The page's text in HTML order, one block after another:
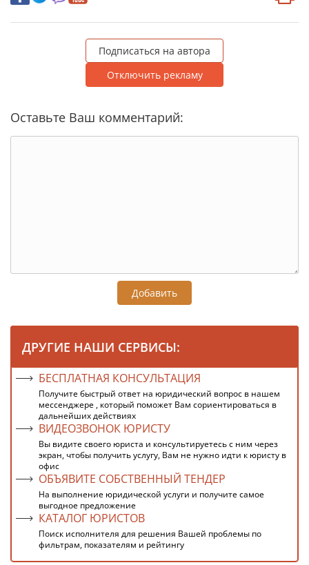
Подписаться на автора
Отключить рекламу
Оставьте Ваш комментарий:
Добавить
ДРУГИЕ НАШИ СЕРВИСЫ:
БЕСПЛАТНАЯ КОНСУЛЬТАЦИЯ
Получите быстрый ответ на юридический вопрос в нашем
мессенджере , который поможет Вам сориентироваться в
дальнейших действиях
ВИДЕОЗВОНОК ЮРИСТУ
Вы видите своего юриста и консультируетесь с ним через
экран, чтобы получить услугу, Вам не нужно идти к юристу в
офис
ОБЪЯВИТЕ СОБСТВЕННЫЙ ТЕНДЕР
На выполнение юридической услуги и получите самое
выгодное предложение
КАТАЛОГ ЮРИСТОВ
Поиск исполнителя для решения Вашей проблемы по
фильтрам, показателям и рейтингу